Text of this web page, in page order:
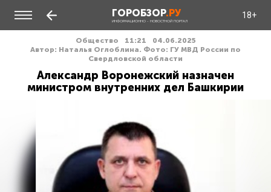
ГОРОБЗОР.РУ
ИНФОРМАЦИОННО - НОВОСТНОЙ ПОРТАЛ
18+
Общество 11:21
04.06.2025
Автор: Наталья Оглоблина. Фото: ГУ МВД России по
Свердловской области
Александр Воронежский назначен
министром внутренних дел Башкирии